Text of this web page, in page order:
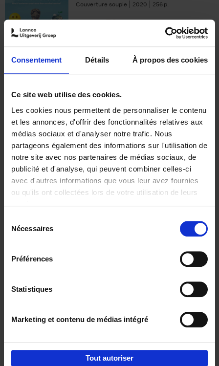
Consentement Détails À propos des cookies
Ce site web utilise des cookies.
Les cookies nous permettent de personnaliser le contenu
et les annonces, d'offrir des fonctionnalités relatives aux
médias sociaux et d'analyser notre trafic. Nous
partageons également des informations sur l'utilisation de
notre site avec nos partenaires de médias sociaux, de
publicité et d'analyse, qui peuvent combiner celles-ci
avec d'autres informations que vous leur avez fournies
ou qu'ils ont collectées lors de votre utilisation de leurs
Nécessaires
Préférences
Statistiques
Marketing et contenu de médias intégré
Tout autoriser
Couverture souple
2020 256
€37,50
Building Bonds = Building
Business
Jochen Roef Jozefien De Feyter
Carolien Boom
Couverture souple
2025 200
€29,99
Digital marketing like a PRO -
completely revised edition (EN)